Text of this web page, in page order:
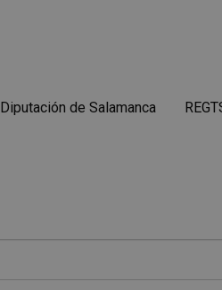
Diputación de Salamanca